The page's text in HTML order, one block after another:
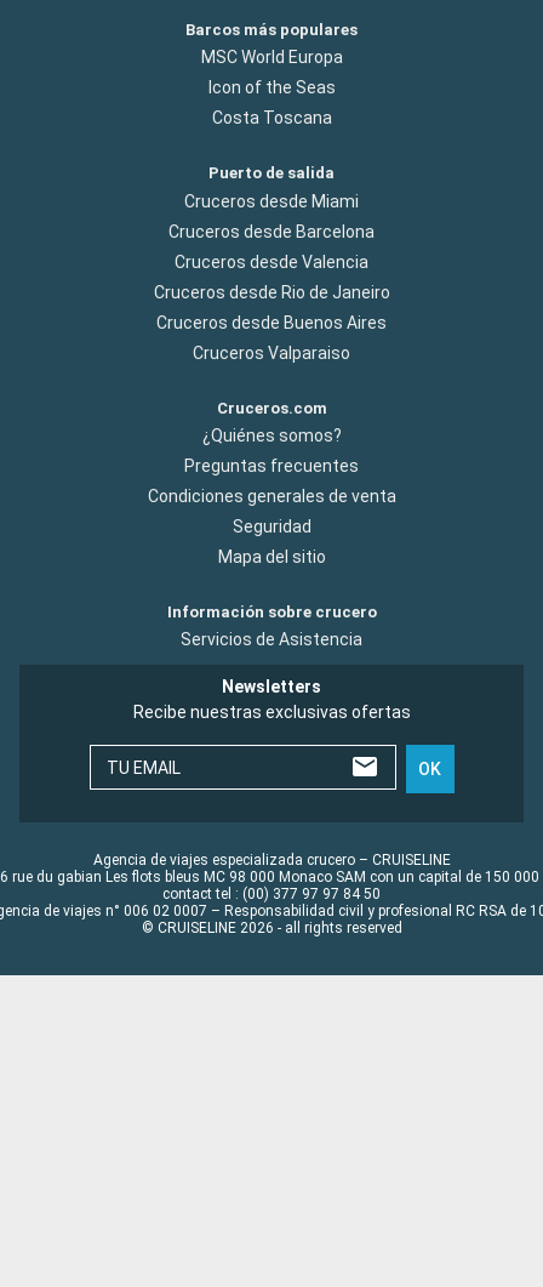
Barcos más populares
MSC World Europa
Icon of the Seas
Costa Toscana
Puerto de salida
Cruceros desde Miami
Cruceros desde Barcelona
Cruceros desde Valencia
Cruceros desde Rio de Janeiro
Cruceros desde Buenos Aires
Cruceros Valparaiso
Cruceros.com
¿Quiénes somos?
Preguntas frecuentes
Condiciones generales de venta
Seguridad
Mapa del sitio
Información sobre crucero
Servicios de Asistencia
Newsletters
Recibe nuestras exclusivas ofertas
TU EMAIL OK
Agencia de viajes especializada crucero – CRUISELINE
rue du gabian Les flots bleus MC 98 000 Monaco SAM con un capital de 150 000
contact tel : (00) 377 97 97 84 50
de viajes n° 006 02 0007 – Responsabilidad civil y profesional RC RSA de
© CRUISELINE 2026 - all rights reserved